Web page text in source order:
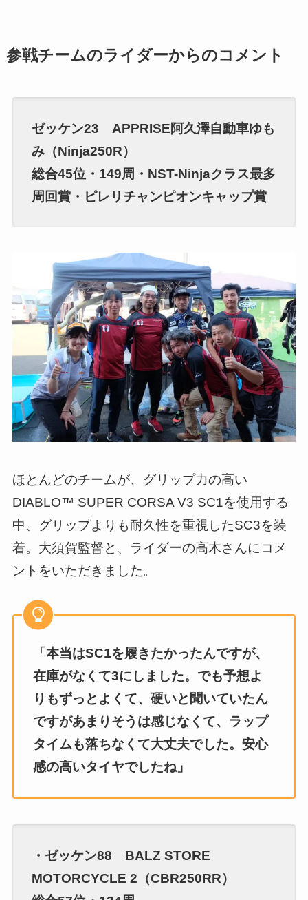
参戦チームのライダーからのコメント
ゼッケン23 APPRISE阿久澤自動車ゆも
み（Ninja250R）
総合45位・149周・NST-Ninjaクラス最多
周回賞・ピレリチャンピオンキャップ賞
ほとんどのチームが、グリップ力の高い
DIABLO™ SUPER CORSA V3 SC1を使用する
中、グリップよりも耐久性を重視したSC3を装
着。大須賀監督と、ライダーの高木さんにコメ
ントをいただきました。
「本当はSC1を履きたかったんですが、
在庫がなくて3にしました。でも予想よ
りもずっとよくて、硬いと聞いていたん
ですがあまりそうは感じなくて、ラップ
タイムも落ちなくて大丈夫でした。安心
感の高いタイヤでしたね」
・ゼッケン88 BALZ STORE
MOTORCYCLE 2（CBR250RR）